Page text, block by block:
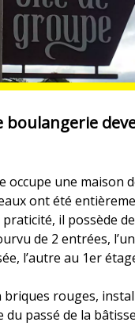
boulangerie
occupe une maison
ont été
il possède
de 2 entrées,
l’autre au 1er
rouges,
passé de la